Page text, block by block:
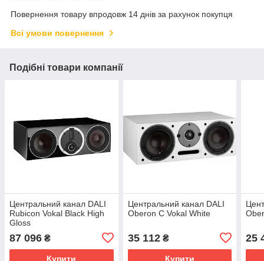
Повернення товару впродовж 14 днів за рахунок покупця
Всі умови повернення
Подібні товари компанії
Центральний канал DALI
Rubicon Vokal Black High
Gloss
87 096 ₴
Купити
Центральний канал DALI
Oberon С Vokal White
35 112₴
Купити
25